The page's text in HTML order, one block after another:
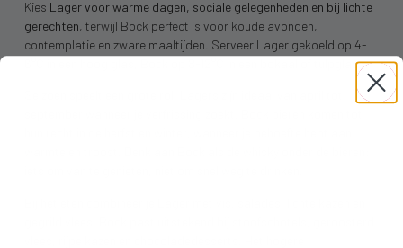
Kies Lager voor warme dagen, sociale gelegenheden en bij lichte
gerechten, terwijl Bock perfect is voor koude avonden,
contemplatie en zware maaltijden. Serveer Lager gekoeld op 4-
6°C in een hoog glas, Bock op 8-12°C in een bokaal of tulpglas.